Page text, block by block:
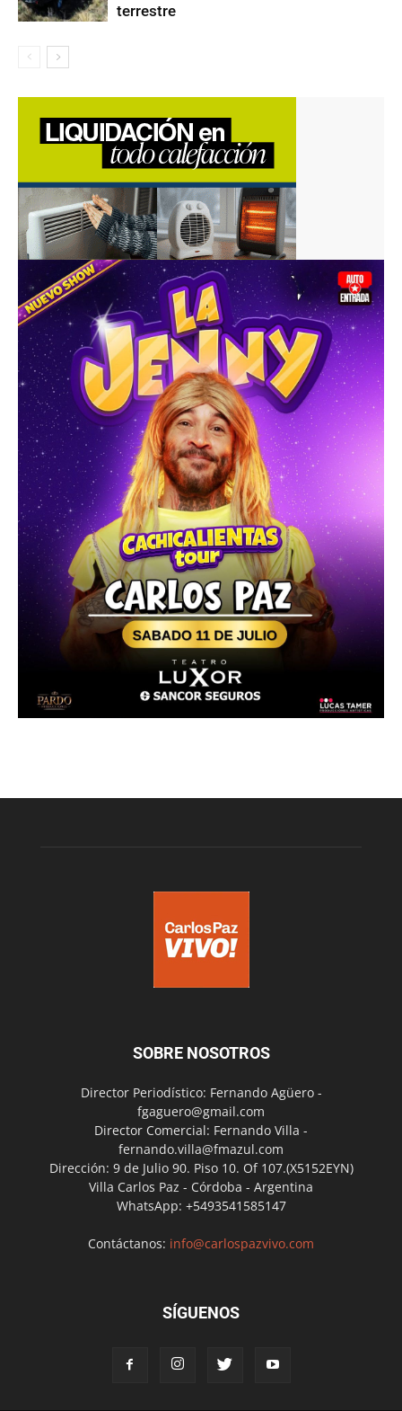
terrestre
SOBRE NOSOTROS
Director Periodístico: Fernando Agüero -
fgaguero@gmail.com
Director Comercial: Fernando Villa -
fernando.villa@fmazul.com
Dirección: 9 de Julio 90. Piso 10. Of 107.(X5152EYN)
Villa Carlos Paz - Córdoba - Argentina
WhatsApp: +5493541585147
Contáctanos: info@carlospazvivo.com
SÍGUENOS